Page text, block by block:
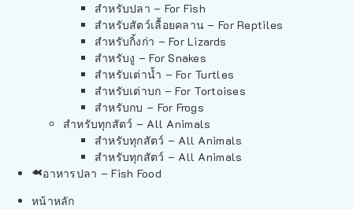
สำหรับปลา – For Fish
สำหรับสัตว์เลื้อยคลาน – For Reptiles
สำหรับกิ้งก่า – For Lizards
สำหรับงู – For Snakes
สำหรับเต่าน้ำ – For Turtles
สำหรับเต่าบก – For Tortoises
สำหรับกบ – For Frogs
สำหรับทุกสัตว์ – All Animals
สำหรับทุกสัตว์ – All Animals
สำหรับทุกสัตว์ – All Animals
อาหารปลา – Fish Food
หน้าหลัก